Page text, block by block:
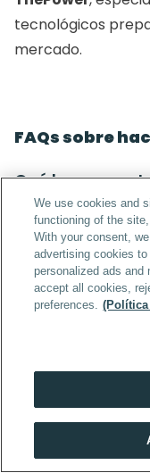
tecnológicos
mercado.
FAQs sobre
Qué hace
Simula ataques
vulnerabilidades
infraestructuras,
de un alcance
¿Es legal
acuerdo
especifique el tipo
El objetivo es
We use cookies and
functioning of the
With your consent,
advertising cookies
personalized ads and
accept all cookies,
preferences.